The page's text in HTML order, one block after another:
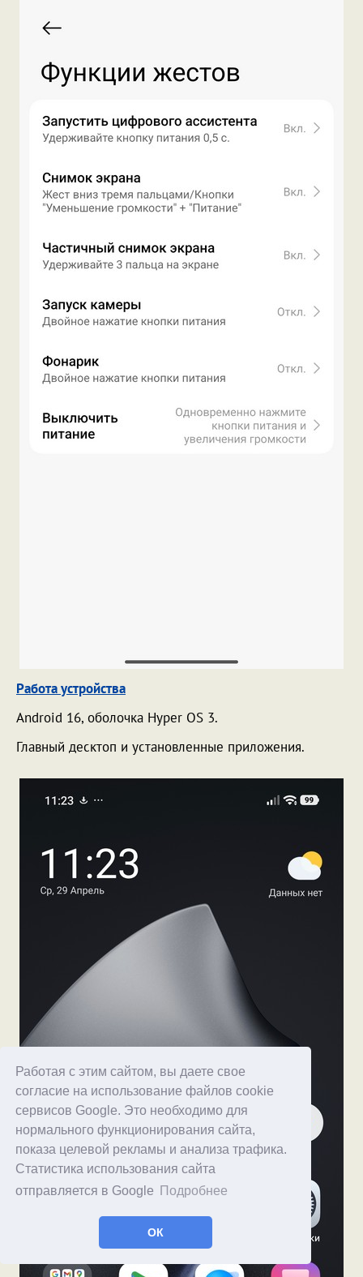
Работая с этим сайтом, вы даете свое
согласие на использование файлов cookie
сервисов Google. Это необходимо для
нормального функционирования сайта,
показа целевой рекламы и анализа трафика.
Статистика использования сайта
отправляется в Google
Подробнее
ОК
Работа устройства
Android 16, оболочка Hyper OS 3.
Главный десктоп и установленные приложения.